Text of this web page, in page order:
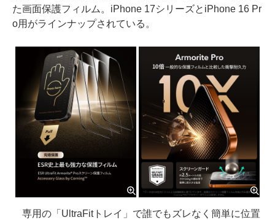
た画面保護フィルム。iPhone 17シリーズとiPhone 16 Pr
o用がラインナップされている。
専用の「UltraFitトレイ」で誰でもズレなく簡単に位置